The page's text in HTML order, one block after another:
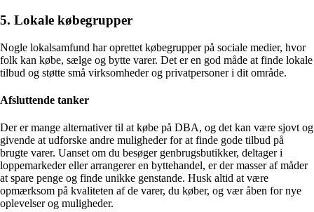
5. Lokale købegrupper
Nogle lokalsamfund har oprettet købegrupper på sociale medier, hvor
folk kan købe, sælge og bytte varer. Det er en god måde at finde lokale
tilbud og støtte små virksomheder og privatpersoner i dit område.
Afsluttende tanker
Der er mange alternativer til at købe på DBA, og det kan være sjovt og
givende at udforske andre muligheder for at finde gode tilbud på
brugte varer. Uanset om du besøger genbrugsbutikker, deltager i
loppemarkeder eller arrangerer en byttehandel, er der masser af måder
at spare penge og finde unikke genstande. Husk altid at være
opmærksom på kvaliteten af de varer, du køber, og vær åben for nye
oplevelser og muligheder.